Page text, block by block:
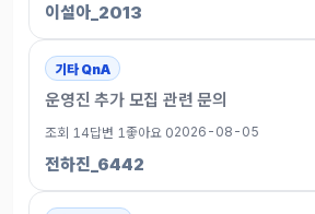
이설아_2013
기타 QnA
운영진 추가 모집 관련 문의
조회 14답변 1 좋아요 02026-08-05
전하진_6442